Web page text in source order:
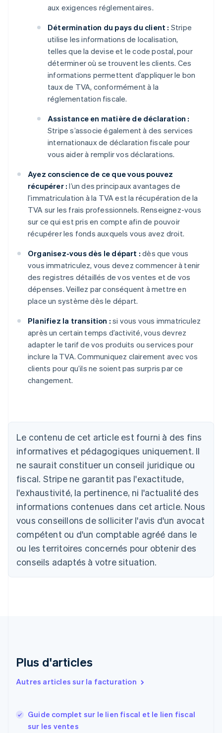
aux exigences réglementaires.
Détermination du pays du client : Stripe
utilise les informations de localisation,
telles que la devise et le code postal, pour
déterminer où se trouvent les clients. Ces
informations permettent d’appliquer le bon
taux de TVA, conformément à la
réglementation fiscale.
Assistance en matière de déclaration :
Stripe s’associe également à des services
internationaux de déclaration fiscale pour
vous aider à remplir vos déclarations.
Ayez conscience de ce que vous pouvez
récupérer : l’un des principaux avantages de
l’immatriculation à la TVA est la récupération de la
TVA sur les frais professionnels. Renseignez-vous
sur ce qui est pris en compte afin de pouvoir
récupérer les fonds auxquels vous avez droit.
Organisez-vous dès le départ : dès que vous
vous immatriculez, vous devez commencer à tenir
des registres détaillés de vos ventes et de vos
dépenses. Veillez par conséquent à mettre en
place un système dès le départ.
Planifiez la transition : si vous vous immatriculez
après un certain temps d’activité, vous devrez
adapter le tarif de vos produits ou services pour
inclure la TVA. Communiquez clairement avec vos
clients pour qu’ils ne soient pas surpris par ce
changement.
Le contenu de cet article est fourni à des fins
informatives et pédagogiques uniquement. Il
ne saurait constituer un conseil juridique ou
fiscal. Stripe ne garantit pas l'exactitude,
l'exhaustivité, la pertinence, ni l'actualité des
informations contenues dans cet article. Nous
vous conseillons de solliciter l'avis d'un avocat
compétent ou d'un comptable agréé dans le
ou les territoires concernés pour obtenir des
conseils adaptés à votre situation.
Plus d'articles
Autres articles sur la facturation
Guide complet sur le lien fiscal et le lien fiscal
sur les ventes
Allemagne
Deutsch
Australie
English
Autriche
Belgique
NederlandsFrançaisDeutschEnglish
Brésil
PortuguêsEnglish
Bulgarie
English
English Français
Chine continentale
English
Espagne
États-Unis
EnglishEspañol简体中文